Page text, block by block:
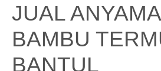
JUAL
BAMBU
BANTUL